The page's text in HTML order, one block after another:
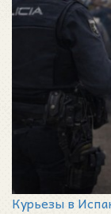
Курьезы в